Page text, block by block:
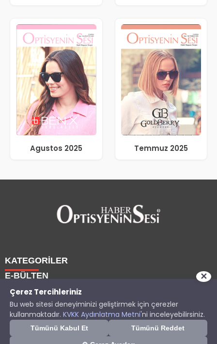
Agustos 2025 Temmuz 2025
KATEGORİLER
Yazarlarımız
Etkinlik
Optisyen
Eğitim
E-BÜLTEN
optisyeninsesi.come-bültenine abone olarak, tarafınıza
haber, duyuru ve kampanya içerikli e-postaların
Copyright © 2025 OptisyeninSesi Tüm Hakları Saklıdır.
Çerez Tercihleriniz
Bu web sitesi deneyiminizi geliştirmek için çerezler
kullanmaktadır. KVKK Aydınlatma Metni'ni inceleyebilirsiniz.
Tümünü Kabul Et Tümünü Reddet
✕
Son dakika gelişmelerinden ilk sen haberdar ol.
İzin Ver Sonra